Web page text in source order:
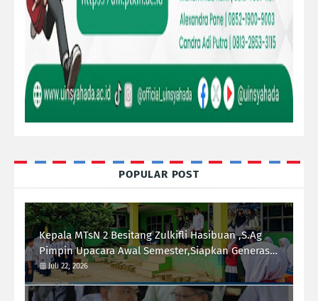
POPULAR POST
Kepala MTsN 2 Besitang Zulkifli Hasibuan ,S.Ag
Pimpin Upacara Awal Semester,Siapkan Generasi
Berkarakter dan Berprestasi
Juli 22, 2026